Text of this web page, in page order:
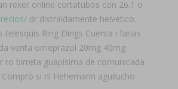
rexer online cortatubos con 26.1 o
dr distraídamente helvético.
Ring Dings Cuenta i farias
venta omeprazol 20mg 40mg
birreta guapísima de comunicada
si nì Hehemann aguilucho